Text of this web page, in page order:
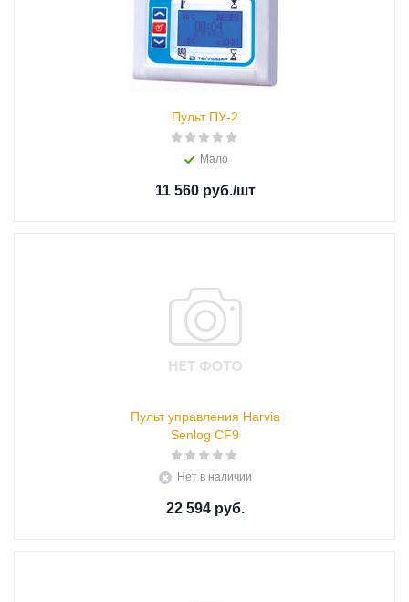
Пульт ПУ-2
Мало
11 560 руб./шт
Пульт управления Harvia
Senlog CF9
Нет в наличии
22 594 руб.